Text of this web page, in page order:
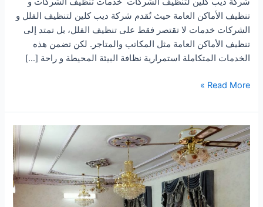
تنظيف الأماكن العامة حيث تُقدم شركة ديب كلين لتنظيف الفلل و
الشركات خدمات لا تقتصر فقط على تنظيف الفلل، بل تمتد إلى
تنظيف الأماكن العامة مثل المكاتب والمتاجر. لكن تضمن هذه
الخدمات المتكاملة استمرارية نظافة البيئة المحيطة و راحة […]
شركة
الشركات
بمحايل
عسير
Read More »